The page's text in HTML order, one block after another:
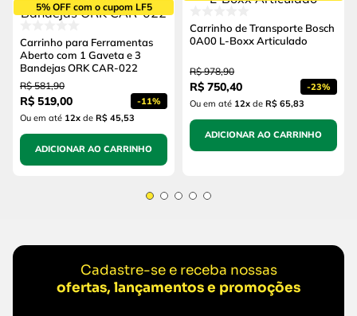
5% OFF com o cupom LF5
Carrinho para Ferramentas
Aberto com 1 Gaveta e 3
Bandejas ORK CAR-022
R$ 581,90
R$ 519,00 -11%
Ou em até 12x de R$ 45,53
ADICIONAR AO CARRINHO
Carrinho de Transporte Bosch
0A00 L-Boxx Articulado
R$ 978,90
R$ 750,40 -23%
Ou em até 12x de R$ 65,83
ADICIONAR AO CARRINHO
Cadastre-se e receba nossas
ofertas, lançamentos e promoções